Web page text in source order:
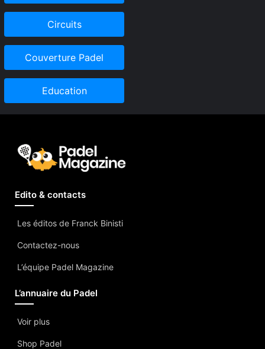
Circuits
Couverture Padel
Education
Edito & contacts
Les éditos de Franck Binisti
Contactez-nous
L’équipe Padel Magazine
L’annuaire du Padel
Voir plus
Shop Padel